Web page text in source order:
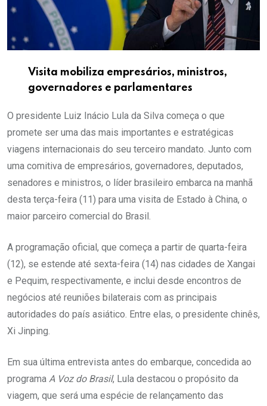
Visita mobiliza empresários, ministros,
governadores e parlamentares
O presidente Luiz Inácio Lula da Silva começa o que
promete ser uma das mais importantes e estratégicas
viagens internacionais do seu terceiro mandato. Junto com
uma comitiva de empresários, governadores, deputados,
senadores e ministros, o líder brasileiro embarca na manhã
desta terça-feira (11) para uma visita de Estado à China, o
maior parceiro comercial do Brasil.
A programação oficial, que começa a partir de quarta-feira
(12), se estende até sexta-feira (14) nas cidades de Xangai
e Pequim, respectivamente, e inclui desde encontros de
negócios até reuniões bilaterais com as principais
autoridades do país asiático. Entre elas, o presidente chinês,
Xi Jinping.
Em sua última entrevista antes do embarque, concedida ao
programa A Voz do Brasil, Lula destacou o propósito da
viagem, que será uma espécie de relançamento das